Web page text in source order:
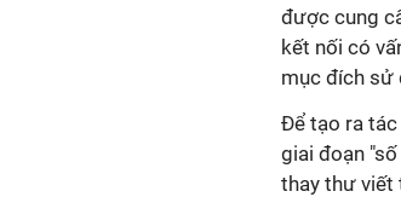
được cung
kết nối có
mục đích sử
Để tạo ra
giai đoạn
thay thư viết